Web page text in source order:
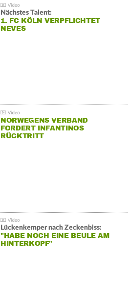
Nächstes Talent:
1. FC KÖLN VERPFLICHTET
NEVES
NORWEGENS VERBAND
FORDERT INFANTINOS
RÜCKTRITT
Lückenkemper nach Zeckenbiss:
"HABE NOCH EINE BEULE AM
HINTERKOPF"